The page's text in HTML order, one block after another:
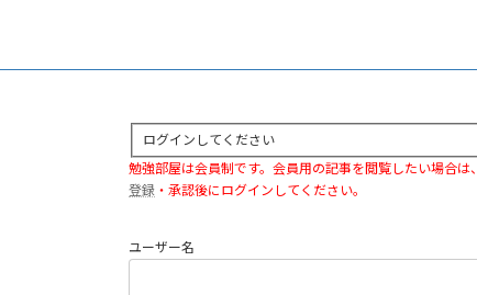
ログインしてください
勉強部屋は会員制です。会員用の記事を閲覧したい場合は、
登録 ・承認後にログインしてください。
ユーザー名